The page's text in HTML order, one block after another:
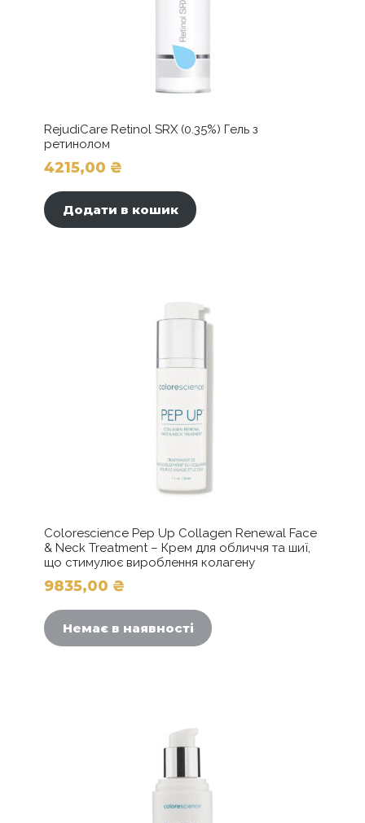
RejudiCare Retinol SRX (0.35%) Гель з
ретинолом
4215,00 ₴
Додати в кошик
Colorescience Pep Up Collagen Renewal Face
& Neck Treatment – Крем для обличчя та шиї,
що стимулює вироблення колагену
9835,00 ₴
Немає в наявності